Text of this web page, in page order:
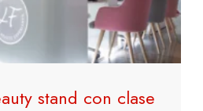
stand con clase